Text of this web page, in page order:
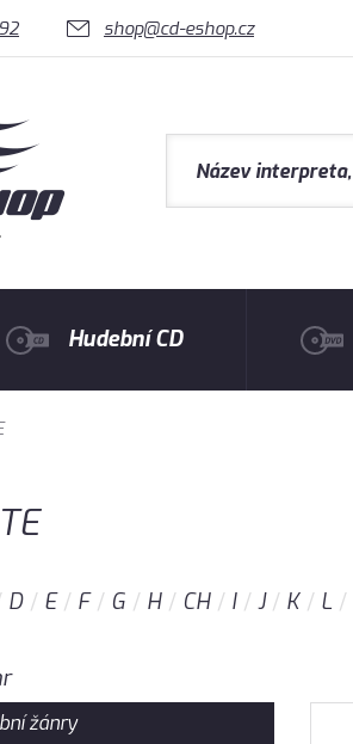
shop@cd-eshop.cz
Hudební CD
D E F G H CH I J K L
žánry